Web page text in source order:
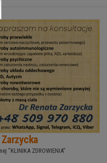
"KLINIKA ZDROWIENIA"